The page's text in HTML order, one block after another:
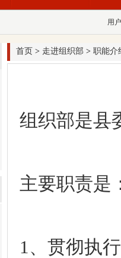
用
首页 > 走进组织部 > 职能介
组织部是县
主要职责是
1、贯彻执